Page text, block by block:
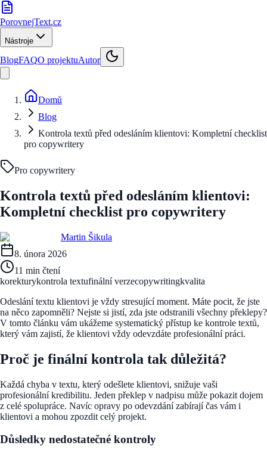
PorovnejText.cz
Nástroje
BlogFAQO projektuAutor
Domů
Blog
Kontrola textů před odesláním klientovi: Kompletní checklist
pro copywritery
Pro copywritery
Kontrola textů před odesláním klientovi:
Kompletní checklist pro copywritery
Martin Šikula
8. února 2026
11 min čtení
korekturykontrola textufinální verzecopywritingkvalita
Odeslání textu klientovi je vždy stresující moment. Máte pocit, že jste
na něco zapomněli? Nejste si jistí, zda jste odstranili všechny překlepy?
V tomto článku vám ukážeme systematický přístup ke kontrole textů,
který vám zajistí, že klientovi vždy odevzdáte profesionální práci.
Proč je finální kontrola tak důležitá?
Každá chyba v textu, který odešlete klientovi, snižuje vaši
profesionální kredibilitu. Jeden překlep v nadpisu může pokazit dojem
z celé spolupráce. Navíc opravy po odevzdání zabírají čas vám i
klientovi a mohou zpozdit celý projekt.
Důsledky nedostatečné kontroly